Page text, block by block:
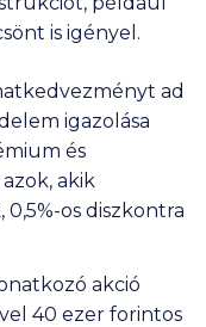
is igényel.
ad
igazolása
és
akik
os diszkontra
akció
40 ezer forintos